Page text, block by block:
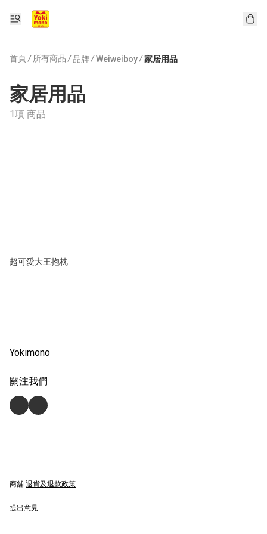
首頁/ 所有商品 /品牌 /Weiweiboy/家居用品
家居用品
1項 商品
超可愛大王抱枕
Yokimono
關注我們
商舖 退貨及退款政策
提出意見